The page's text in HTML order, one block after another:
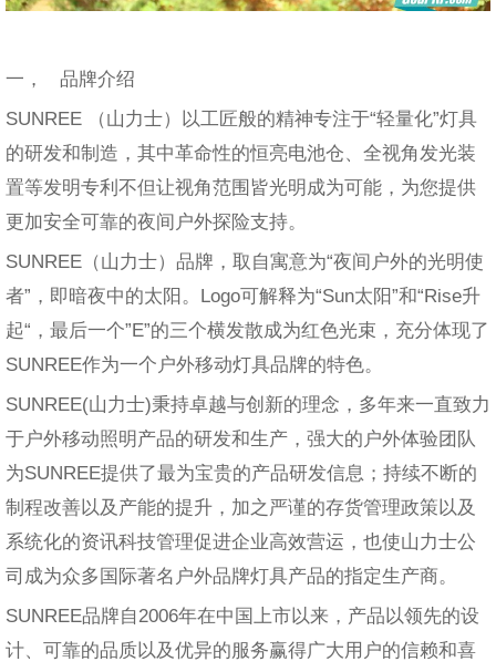
一， 品牌介绍
SUNREE （山力士）以工匠般的精神专注于“轻量化”灯具
的研发和制造，其中革命性的恒亮电池仓、全视角发光装
置等发明专利不但让视角范围皆光明成为可能，为您提供
更加安全可靠的夜间户外探险支持。
SUNREE（山力士）品牌，取自寓意为“夜间户外的光明使
者”，即暗夜中的太阳。Logo可解释为“Sun太阳”和“Rise升
起“，最后一个”E”的三个横发散成为红色光束，充分体现了
SUNREE作为一个户外移动灯具品牌的特色。
SUNREE(山力士)秉持卓越与创新的理念，多年来一直致力
于户外移动照明产品的研发和生产，强大的户外体验团队
为SUNREE提供了最为宝贵的产品研发信息；持续不断的
制程改善以及产能的提升，加之严谨的存货管理政策以及
系统化的资讯科技管理促进企业高效营运，也使山力士公
司成为众多国际著名户外品牌灯具产品的指定生产商。
SUNREE品牌自2006年在中国上市以来，产品以领先的设
计、可靠的品质以及优异的服务赢得广大用户的信赖和喜